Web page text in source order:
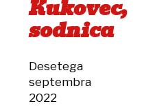
Kukovec,
sodnica
Desetega
septembra
2022